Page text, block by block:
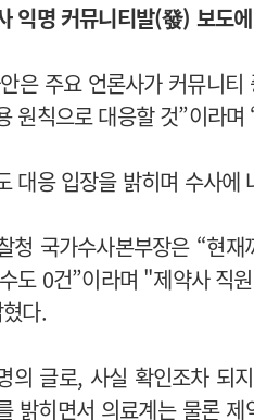
익명 커뮤니티발(發) 보도
은 주요 언론사가 커뮤니
원칙으로 대응할 것”이라
대응 입장을 밝히며 수사에
청 국가수사본부장은 “현
도 0건”이라며 "제약사 직
다.
의 글로, 사실 확인조차 되
밝히면서 의료계는 물론